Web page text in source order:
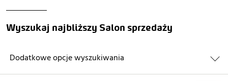
Wyszukaj najbliższy Salon sprzedaży
Dodatkowe opcje wyszukiwania